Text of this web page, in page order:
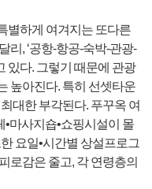
별하게 여겨지는 또다른
리, ‘공항-항공-숙박-관광-
있다. 그렇기 때문에 관광
높아진다. 특히 선셋타운
대한 부각된다. 푸꾸옥 여
마사지숍•쇼핑시설이 몰
요일•시간별 상설프로그
로감은 줄고, 각 연령층의